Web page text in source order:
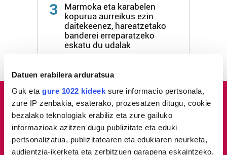
Datuen erabilera arduratsua
Guk eta gure 1022 kideek sure informacio pertsonala,
zure IP zenbakia, esaterako, prozesatzen ditugu, cookie
bezalako teknologiak erabiliz eta zure gailuko
informazioak azitzen dugu publizitate eta eduki
pertsonalizatua, publizitatearen eta edukiaren neurketa,
audientzia-ikerketa eta zerbitzuen garapena eskaintzeko.
3
Marmoka eta karabelen
kopurua aurreikus ezin
daitekeenez, hareatzetako
banderei erreparatzeko
eskatu du udalak